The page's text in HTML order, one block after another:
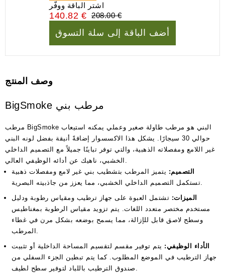
اشتر الباقة ووفّر
140.82 € 208.00 €
أضف الباقة إلى سلة التسوق
وصف المنتج
BigSmoke مرطب بني
مرطب BigSmoke البني هو مرطب طاولة صغير وعملي يمكنه استيعاب
حوالي 30 سيجارًا. يشكل هذا الاكسسوار إضافةً أنيقة بفضل لونه البني
غير اللامع ومفصلاته الذهبية، والتي توفر تباينًا جميلاً مع التصميم الداخلي
التصميم: يتميز المرطب بتشطيب بني غير لامع ومفصلات ذهبية
الميزات: تشتمل العبوة على جهاز ترطيب ومقياس رطوبة ودليل
مستخدم مختصر متعدد اللغات. يتم تزويد مقياس الرطوبة بمغناطيس
وسطح لاصق قابل للإزالة، مما يسمح بوضعه بشكل مرن في غطاء
الأداء الوظيفي: يتم توفير مقسم لتقسيم المساحة الداخلية أو تثبيت
جهاز الترطيب في الموضع المطلوب. كما يتم تبطين الجزء السفلي من